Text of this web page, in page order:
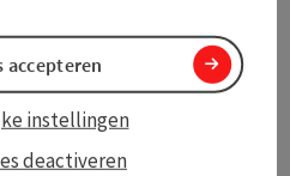
In de buurt
deactiveren
instellingen
accepteren